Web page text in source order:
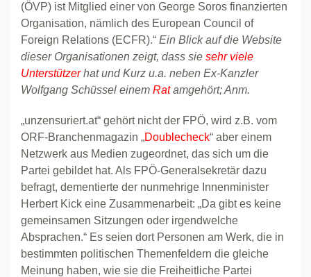
(ÖVP) ist Mitglied einer von George Soros finanzierten
Organisation, nämlich des European Council of
Foreign Relations (ECFR).“ Ein Blick auf die Website
dieser Organisationen zeigt, dass sie sehr viele
Unterstützerhat und Kurz u.a. neben Ex-Kanzler
Wolfgang Schüssel einem Ratamgehört; Anm.
„unzensuriert.at“ gehört nicht der FPÖ, wird z.B. vom
ORF-Branchenmagazin „Doublecheck“ aber einem
Netzwerk aus Medien zugeordnet, das sich um die
Partei gebildet hat. Als FPÖ-Generalsekretär dazu
befragt, dementierte der nunmehrige Innenminister
Herbert Kick eine Zusammenarbeit: „Da gibt es keine
gemeinsamen Sitzungen oder irgendwelche
Absprachen.“ Es seien dort Personen am Werk, die in
bestimmten politischen Themenfeldern die gleiche
Meinung haben, wie sie die Freiheitliche Partei